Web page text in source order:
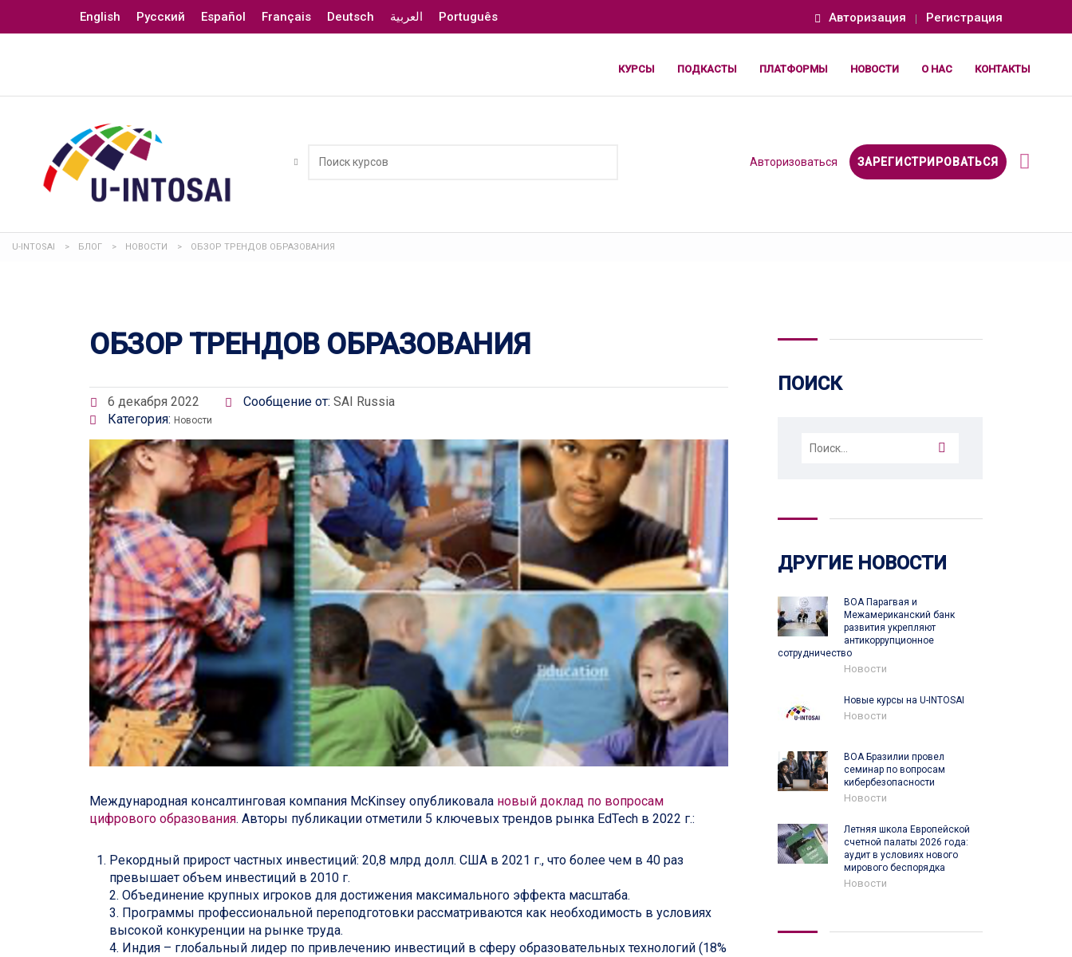
English Русский Español Français Deutsch العربية Português Авторизация Регистрация
КУРСЫ ПОДКАСТЫ ПЛАТФОРМЫ НОВОСТИ О НАС КОНТАКТЫ
Авторизоваться ЗАРЕГИСТРИРОВАТЬСЯ
U-INTOSAI > БЛОГ > НОВОСТИ > ОБЗОР ТРЕНДОВ ОБРАЗОВАНИЯ
ОБЗОР ТРЕНДОВ ОБРАЗОВАНИЯ
6 декабря 2022 Сообщение от: SAI Russia
Категория: Новости
Международная консалтинговая компания McKinsey опубликовала новый доклад по вопросам
цифрового образования. Авторы публикации отметили 5 ключевых трендов рынка EdTech в 2022 г.:
Рекордный прирост частных инвестиций: 20,8 млрд долл. США в 2021 г., что более чем в 40 раз
превышает объем инвестиций в 2010 г.
2. Объединение крупных игроков для достижения максимального эффекта масштаба.
3. Программы профессиональной переподготовки рассматриваются как необходимость в условиях
высокой конкуренции на рынке труда.
4. Индия – глобальный лидер по привлечению инвестиций в сферу образовательных технологий (18%
ПОИСК
Найти:
ДРУГИЕ НОВОСТИ
ВОА Парагвая и
Межамериканский банк
развития укрепляют
антикоррупционное
сотрудничество
Новости
Новые курсы на U-INTOSAI
Новости
ВОА Бразилии провел
семинар по вопросам
кибербезопасности
Новости
Летняя школа Европейской
счетной палаты 2026 года:
аудит в условиях нового
мирового беспорядка
Новости